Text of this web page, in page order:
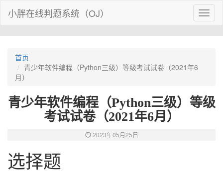
小胖在线判题系统（OJ）
首页
青少年软件编程（Python三级）等级考试试卷（2021年6
月）
青少年软件编程（Python三级）等级
考试试卷（2021年6月）
2023年05月25日
选择题